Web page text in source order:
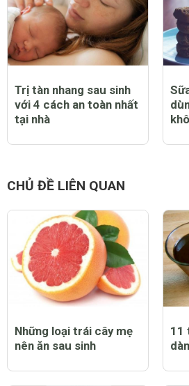
Trị tàn nhang sau sinh
với 4 cách an toàn nhất
tại nhà
CHỦ ĐỀ LIÊN QUAN
Những loại trái cây mẹ
nên ăn sau sinh
11